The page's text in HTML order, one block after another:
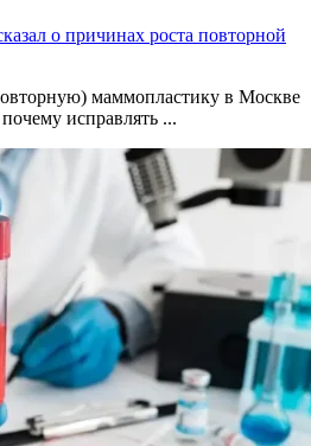
о причинах роста повторной
маммопластику в Москве
исправлять ...